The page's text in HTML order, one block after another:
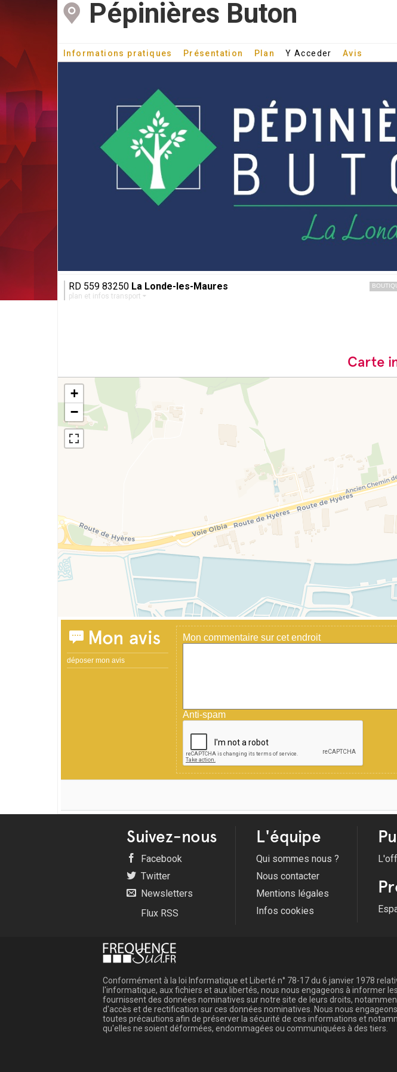
Pépinières Buton
Informations pratiques Présentation Plan Y Acceder Avis
RD 559 83250 La Londe-les-Maures
plan et infos transport
Carte
+
−
Mon avis
déposer mon avis
Mon commentaire sur cet endroit
Anti-spam
Suivez-nous
Facebook
Twitter
Newsletters
Flux RSS
L'équipe
Qui sommes nous ?
Nous contacter
Mentions légales
Infos cookies
Conformément à la loi Informatique et Liberté n° 78-17 du 6 janvier 1978
l'informatique, aux fichiers et aux libertés, nous nous engageons à informer
fournissent des données nominatives sur notre site de leurs droits,
d'accès et de rectification sur ces données nominatives. Nous nous
toutes précautions afin de préserver la sécurité de ces informations et
qu'elles ne soient déformées, endommagées ou communiquées à des tiers.